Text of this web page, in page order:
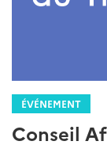
ÉVÉNEMENT
Conseil